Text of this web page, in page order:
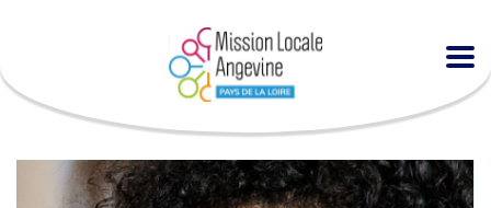
Agenda Les rendez-vous de l’Alternance